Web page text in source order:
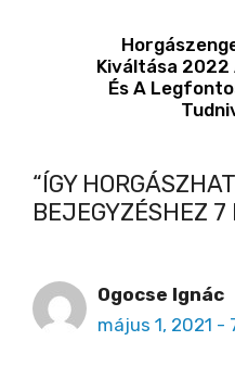
Kiváltása 2022
És A
“ÍGY
BEJEGYZÉSHEZ
Ogocse Ignác
május 1, 2021 -